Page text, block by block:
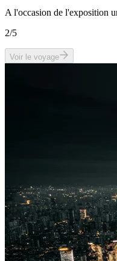
A l'occasion de l'exposition
2/5
Voir le voyage